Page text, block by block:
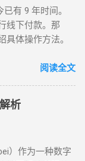
相应提升。 然
花呗取现，便
提取出来并转
用花呗额度支
一定手续费。 要
费，不能直接
花呗账户，需
选择分期还
遭遇欺诈行为或
有 9 年时间。
线下付款。那
体操作方法。
钱扫到“收钱码”
击“申请收钱
将“收钱码”寄到
二维码。或者
“收钱码”扫到朋
阅读全文
析
）作为一种数字